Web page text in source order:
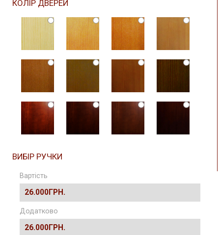
КОЛІР ДВЕРЕЙ
ВИБІР РУЧКИ
Вартість
26.000ГРН.
Додатково
26.000ГРН.